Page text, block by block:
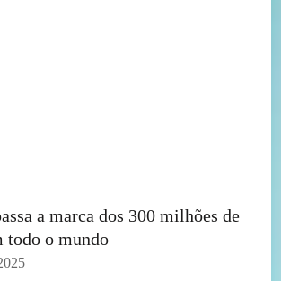
a marca dos 300 milhões de
todo o mundo